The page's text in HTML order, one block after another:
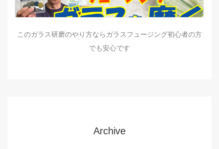
このガラス研磨のやり方ならガラスフュージング初心者の方
でも安心です
Archive